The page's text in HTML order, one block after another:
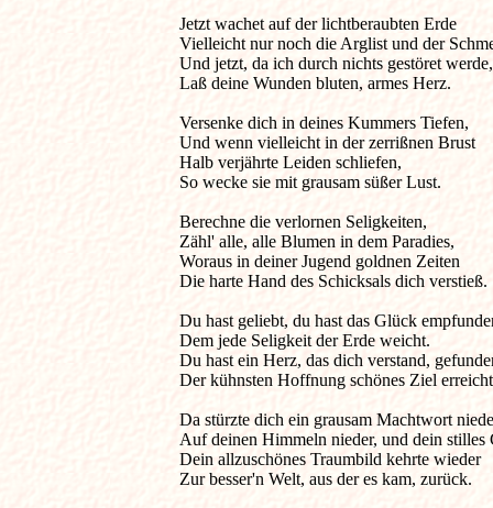
Jetzt wachet auf der lichtberaubten Erde
Vielleicht nur noch die Arglist und der
Und jetzt, da ich durch nichts gestöret werde,
Laß deine Wunden bluten, armes Herz.
Versenke dich in deines Kummers Tiefen,
Und wenn vielleicht in der zerrißnen Brust
Halb verjährte Leiden schliefen,
So wecke sie mit grausam süßer Lust.
Berechne die verlornen Seligkeiten,
Zähl' alle, alle Blumen in dem Paradies,
Woraus in deiner Jugend goldnen Zeiten
Die harte Hand des Schicksals dich verstieß.
Du hast geliebt, du hast das Glück
Dem jede Seligkeit der Erde weicht.
Du hast ein Herz, das dich verstand,
Der kühnsten Hoffnung schönes Ziel
Da stürzte dich ein grausam Machtwort
Auf deinen Himmeln nieder, und dein stilles
Dein allzuschönes Traumbild kehrte wieder
Zur besser'n Welt, aus der es kam, zurück.